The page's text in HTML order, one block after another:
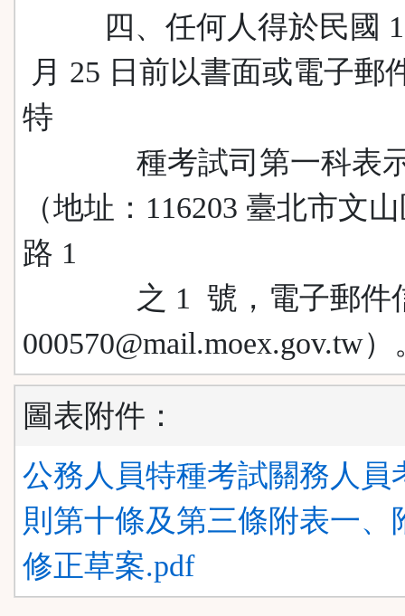
四、任何人得於民國
月 25 日前以書面或電子郵
特
種考試司第一科表示
（地址：116203 臺北市文
路 1
之 1 號，電子郵件
000570@mail.moex.gov.tw）
圖表附件：
公務人員特種考試關務人員
則第十條及第三條附表一、
修正草案.pdf